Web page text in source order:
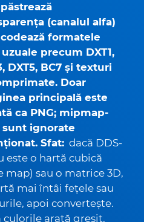
(canalul alfa)
formatele
uzuale precum DXT1,
DXT5, BC7 și texturi
Doar
principală este
ca PNG; mipmap-
sunt ignorate
Sfat: dacă DDS-
este o hartă cubică
map) sau o matrice 3D,
mai întâi fețele sau
apoi convertește.
culorile arată greșit,